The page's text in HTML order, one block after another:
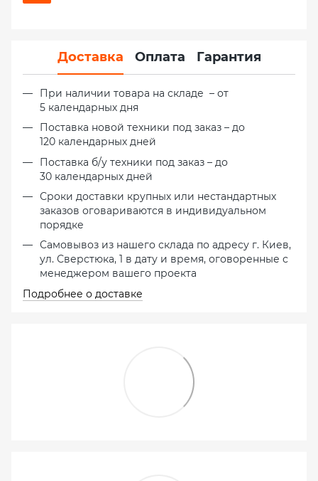
Доставка Оплата Гарантия
При наличии товара на складе – от
5 календарных дня
Поставка новой техники под заказ – до
120 календарных дней
Поставка б/у техники под заказ – до
30 календарных дней
Сроки доставки крупных или нестандартных
заказов оговариваются в индивидуальном
порядке
Самовывоз из нашего склада по адресу г. Киев,
ул. Сверстюка, 1 в дату и время, оговоренные с
менеджером вашего проекта
Подробнее о доставке